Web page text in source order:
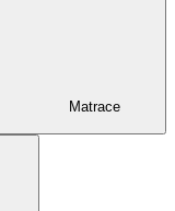
Matrace